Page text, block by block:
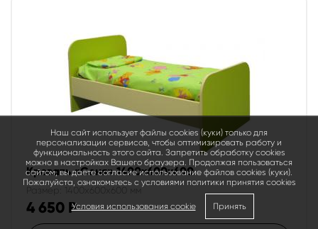
Кровать «Соня» 1400х600х600
Размер: 1400x600x600 мм
4 650 Р
Наш сайт использует файлы cookies (куки) только для
персонализации сервисов, чтобы оптимизировать работу и
функциональность этого сайта. Запретить обработку cookies
можно в настройках Вашего браузера. Продолжая пользоваться
сайтом, вы даете согласие использование файлов cookies (куки).
Пожалуйста, ознакомьтесь с условиями политики принятия сookies
Условия использования cookie Принять